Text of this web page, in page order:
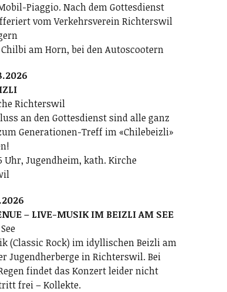
Piaggio. Nach dem Gottesdienst
vom Verkehrsverein Richterswil
Chilbi am Horn, bei den Autoscootern
Richterswil
an den Gottesdienst sind alle ganz
Generationen-Treff im «Chilebeizli»
Uhr, Jugendheim, kath. Kirche
– LIVE-MUSIK IM BEIZLI AM SEE
(Classic Rock) im idyllischen Beizli am
Jugendherberge in Richterswil. Bei
findet das Konzert leider nicht
frei – Kollekte.